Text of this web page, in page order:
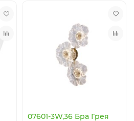
07601-3W,36 Бра Грея